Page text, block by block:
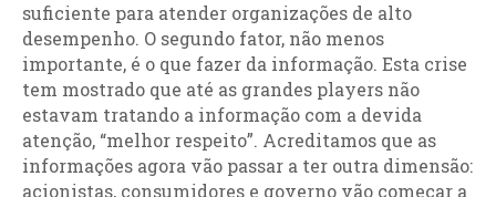
suficiente para atender organizações de alto
desempenho. O segundo fator, não menos
importante, é o que fazer da informação. Esta crise
tem mostrado que até as grandes players não
estavam tratando a informação com a devida
atenção, “melhor respeito”. Acreditamos que as
informações agora vão passar a ter outra dimensão:
acionistas, consumidores e governo vão começar a